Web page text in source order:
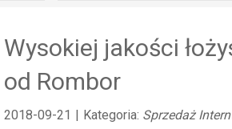
Wysokiej jakości
od Rombor
2018-09-21 | Kategoria: Sprzedaż